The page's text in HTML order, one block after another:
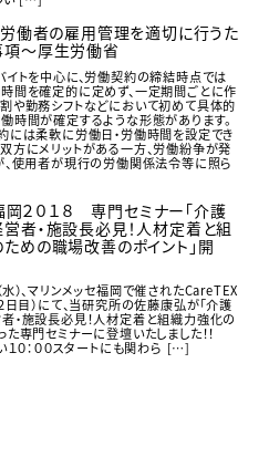
労働者の雇用管理を適切に行うた
項～厚生労働省
イトを中心に、労働契約の締結時点では
間を確定的に定めず、一定期間ごとに作
や勤務シフトなどにおいて初めて具体的
時間が確定するような形態があります。
には柔軟に労働日・労働時間を設定でき
方にメリットがある一方、労働紛争が発
、使用者が現行の労働関係法令等に照ら
２０１８ 専門セミナー「介護
者・施設長必見！人材定着と組
めの職場改善のポイント」開
水）、マリンメッセ福岡で催されたCareTEX
日目）にて、当研究所の佐藤康弘が「介護
・施設長必見！人材定着と組織力強化の
専門セミナーに登壇いたしました！！
０：００スタートにも関わら […]